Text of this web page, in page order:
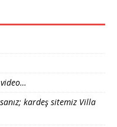
kardeş sitemiz Villa